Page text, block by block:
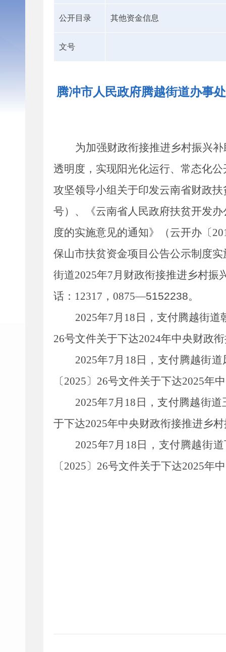
公开目录 其他资金信息
文号
腾冲市人民政府腾越街道办事
为加强财政衔接推进乡村振兴
透明度，实现阳光化运行、常态化
攻坚领导小组关于印发云南省财政
号）、《云南省人民政府扶贫开发办
度的实施意见的通知》（云开办〔
保山市扶贫资金项目公告公示制度
街道2025年7月 财政衔接推进乡村振
话： 12317 ， 0875—5152238。
2025年7月 18 日，支付腾越街
26号文件关于下达2024年中央财政
2025年7月 18 日，支付腾越街
〔2025〕 26号文件关于下达2025年
2025年7月 18 日，支付腾越街
于下达2025年中央财政衔接推进乡
2025年7 月 18 日，支付腾越街
〔2025〕 26号文件关于下达2025年